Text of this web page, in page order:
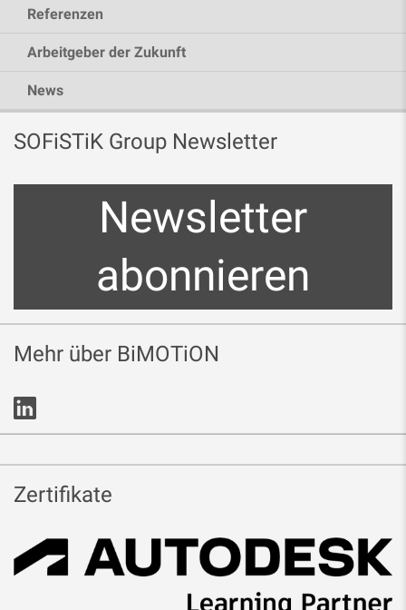
Referenzen
Arbeitgeber der Zukunft
News
SOFiSTiK Group Newsletter
Newsletter
abonnieren
Mehr über BiMOTiON
Zertifikate